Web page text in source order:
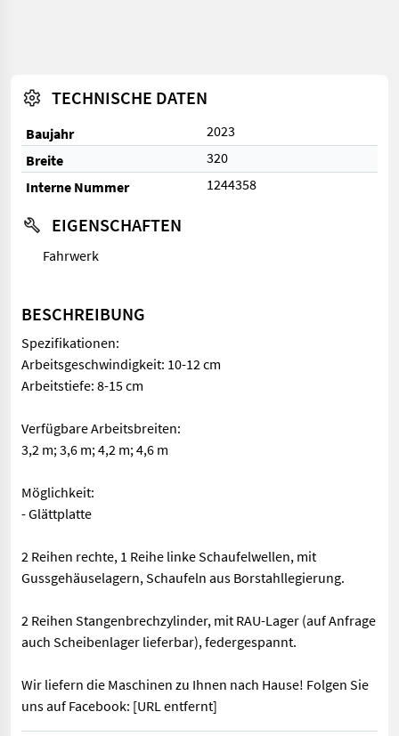
TECHNISCHE DATEN
Baujahr
2023
Breite
320
Interne Nummer
1244358
EIGENSCHAFTEN
Fahrwerk
BESCHREIBUNG
Spezifikationen:
Arbeitsgeschwindigkeit: 10-12 cm
Arbeitstiefe: 8-15 cm
Verfügbare Arbeitsbreiten:
3,2 m; 3,6 m; 4,2 m; 4,6 m
Möglichkeit:
- Glättplatte
2 Reihen rechte, 1 Reihe linke Schaufelwellen, mit
Gussgehäuselagern, Schaufeln aus Borstahllegierung.
2 Reihen Stangenbrechzylinder, mit RAU-Lager (auf Anfrage
auch Scheibenlager lieferbar), federgespannt.
Wir liefern die Maschinen zu Ihnen nach Hause! Folgen Sie
uns auf Facebook: [URL entfernt]
Spezifikationen: Arbeitsgeschwindigkeit: 10-12 cm